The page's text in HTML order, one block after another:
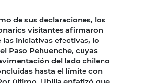
de sus declaraciones, los
visitantes afirmaron
las iniciativas efectivas, lo
Paso Pehuenche, cuyas
del lado chileno
hasta el límite con
último, Ubilla enfatizó que